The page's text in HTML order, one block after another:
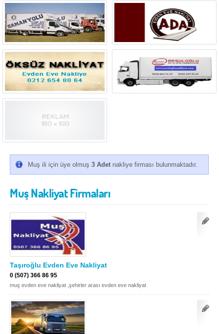
Hatay Iğdır
Isparta İstanbul
İzmir K.Maraş
Kars Kastamonu
Kayseri Kırıkkale
Malatya Manisa
Nevşehir Niğde
Ordu Osmaniye
Rize Sakarya
Samsun
Sinop Sivas
Şanlıurfa
Tekirdağ Tokat
Muş ili için üye olmuş 3 Adet nakliye firması bulunmaktadır.
Muş Nakliyat Firmaları
Taşıroğlu Evden Eve Nakliyat
0 (507) 366 86 95
muş evden eve nakliyat ,şehirler arası evden eve nakliyat